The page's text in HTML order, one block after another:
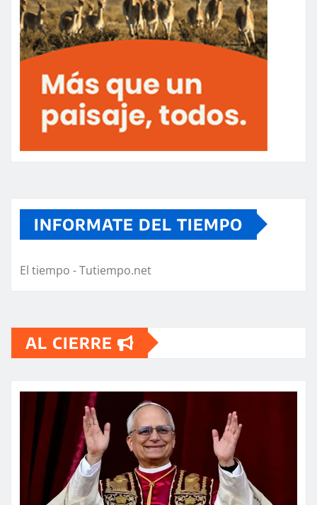
INFORMATE DEL TIEMPO
El tiempo - Tutiempo.net
AL CIERRE